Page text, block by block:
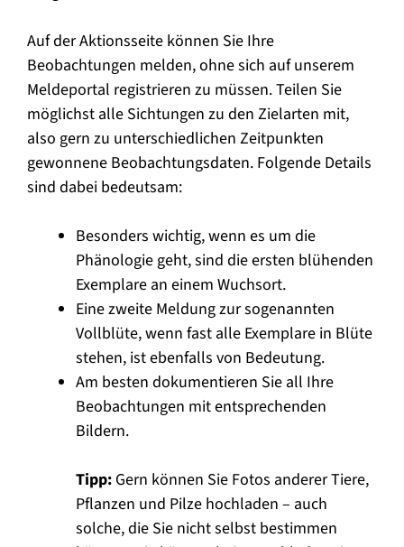
Auf der Aktionsseite können Sie Ihre
Beobachtungen melden, ohne sich auf unserem
Meldeportal registrieren zu müssen. Teilen Sie
möglichst alle Sichtungen zu den Zielarten mit,
also gern zu unterschiedlichen Zeitpunkten
gewonnene Beobachtungsdaten. Folgende Details
sind dabei bedeutsam:
Besonders wichtig, wenn es um die
Phänologie geht, sind die ersten blühenden
Exemplare an einem Wuchsort.
Eine zweite Meldung zur sogenannten
Vollblüte, wenn fast alle Exemplare in Blüte
stehen, ist ebenfalls von Bedeutung.
Am besten dokumentieren Sie all Ihre
Beobachtungen mit entsprechenden
Bildern.
Tipp: Gern können Sie Fotos anderer Tiere,
Pflanzen und Pilze hochladen – auch
solche, die Sie nicht selbst bestimmen